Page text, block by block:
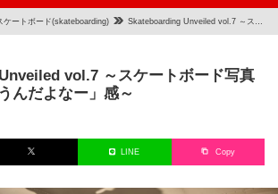
ケートボード(skateboarding) Skateboarding Unveiled vol.7 ～スケ
よなー」感～
vol.7 ～スケートボード写真
んだよなー」感～
LINE Copy